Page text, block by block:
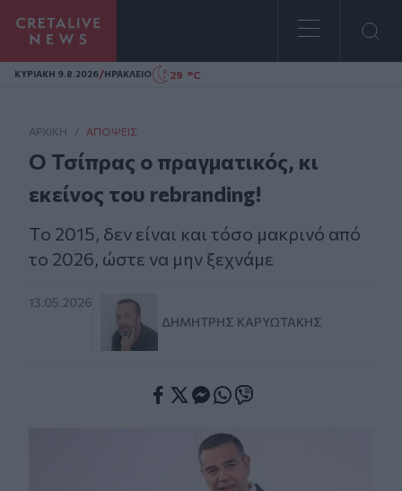
Homepage
ΚΥΡΙΑΚΗ 9.8.2026/ΗΡΑΚΛΕΙΟ 29 °C
ΑΡΧΙΚΗ / ΑΠΌΨΕΙΣ
Ο Τσίπρας ο πραγματικός, κι
εκείνος του rebranding!
Tο 2015, δεν είναι και τόσο μακρινό από
το 2026, ώστε να μην ξεχνάμε
13.05.2026
ΔΗΜΉΤΡΗΣ ΚΑΡΥΩΤΆΚΗΣ